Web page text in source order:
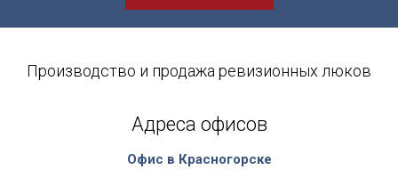
Производство и продажа ревизионных люков
Адреса офисов
Офис в Красногорске